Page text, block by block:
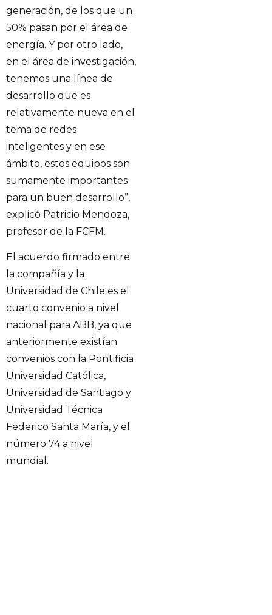
generación, de los que un
50% pasan por el área de
energía. Y por otro lado,
en el área de investigación,
tenemos una línea de
desarrollo que es
relativamente nueva en el
tema de redes
inteligentes y en ese
ámbito, estos equipos son
sumamente importantes
para un buen desarrollo”,
explicó Patricio Mendoza,
profesor de la FCFM.
El acuerdo firmado entre
la compañía y la
Universidad de Chile es el
cuarto convenio a nivel
nacional para ABB, ya que
anteriormente existían
convenios con la Pontificia
Universidad Católica,
Universidad de Santiago y
Universidad Técnica
Federico Santa María, y el
número 74 a nivel
mundial.